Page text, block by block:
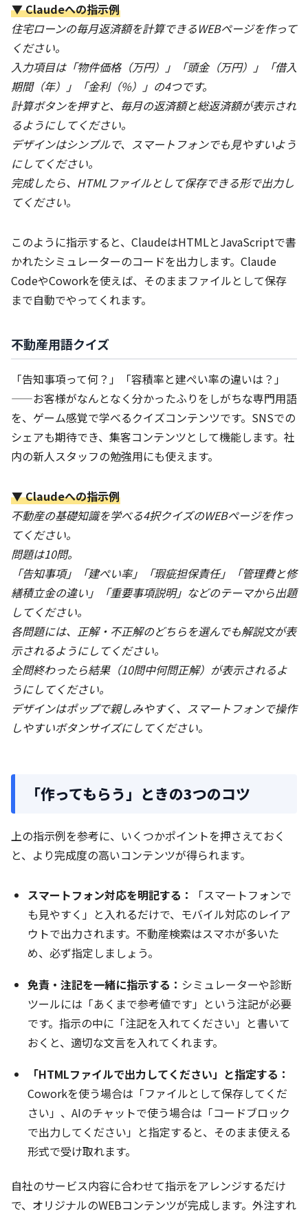
▼ Claudeへの指示例
住宅ローンの毎月返済額を計算できるWEBページを作って
ください。
入力項目は「物件価格（万円）」「頭金（万円）」「借入
期間（年）」「金利（%）」の4つです。
計算ボタンを押すと、毎月の返済額と総返済額が表示され
るようにしてください。
デザインはシンプルで、スマートフォンでも見やすいよう
にしてください。
完成したら、HTMLファイルとして保存できる形で出力し
てください。
このように指示すると、ClaudeはHTMLとJavaScriptで書
かれたシミュレーターのコードを出力します。Claude
CodeやCoworkを使えば、そのままファイルとして保存
まで自動でやってくれます。
不動産用語クイズ
「告知事項って何？」「容積率と建ぺい率の違いは？」
——お客様がなんとなく分かったふりをしがちな専門用語
を、ゲーム感覚で学べるクイズコンテンツです。SNSでの
シェアも期待でき、集客コンテンツとして機能します。社
内の新人スタッフの勉強用にも使えます。
▼ Claudeへの指示例
不動産の基礎知識を学べる4択クイズのWEBページを作っ
てください。
問題は10問。
「告知事項」「建ぺい率」「瑕疵担保責任」「管理費と修
繕積立金の違い」「重要事項説明」などのテーマから出題
してください。
各問題には、正解・不正解のどちらを選んでも解説文が表
示されるようにしてください。
全問終わったら結果（10問中何問正解）が表示されるよ
うにしてください。
デザインはポップで親しみやすく、スマートフォンで操作
しやすいボタンサイズにしてください。
「作ってもらう」ときの3つのコツ
上の指示例を参考に、いくつかポイントを押さえておく
と、より完成度の高いコンテンツが得られます。
スマートフォン対応を明記する：
「スマートフォンで
も見やすく」と入れるだけで、モバイル対応のレイア
ウトで出力されます。不動産検索はスマホが多いた
め、必ず指定しましょう。
免責・注記を一緒に指示する： シミュレーターや診断
ツールには「あくまで参考値です」という注記が必要
です。指示の中に「注記を入れてください」と書いて
おくと、適切な文言を入れてくれます。
「HTMLファイルで出力してください」と指定する：
Coworkを使う場合は「ファイルとして保存してくだ
さい」、AIのチャットで使う場合は「コードブロック
で出力してください」と指定すると、そのまま使える
形式で受け取れます。
自社のサービス内容に合わせて指示をアレンジするだけ
で、オリジナルのWEBコンテンツが完成します。外注すれ